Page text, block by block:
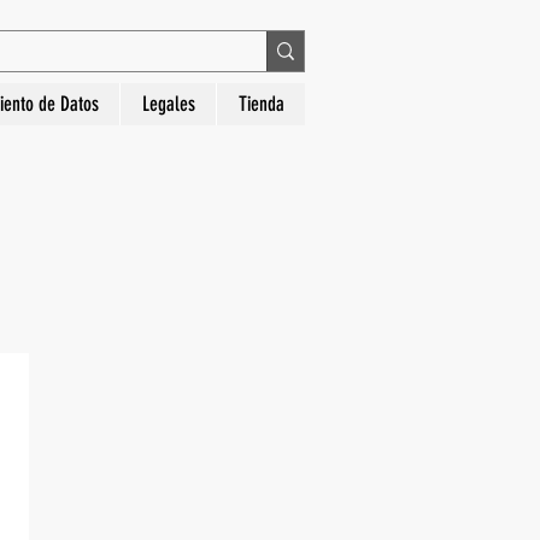
La Hora Relojería. Compra segura, diseños
de Datos Legales Tienda